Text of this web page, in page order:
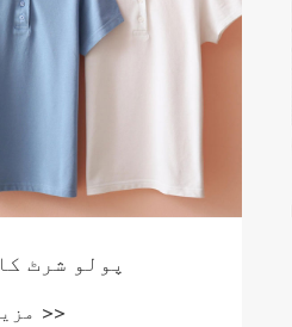
پولو شرٹ
مزید دیکھیں >>